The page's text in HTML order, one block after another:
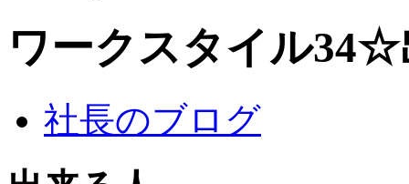
ワークスタイル34☆
社長のブログ